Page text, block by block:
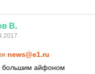
В.
news@e1.ru
большим айфоном